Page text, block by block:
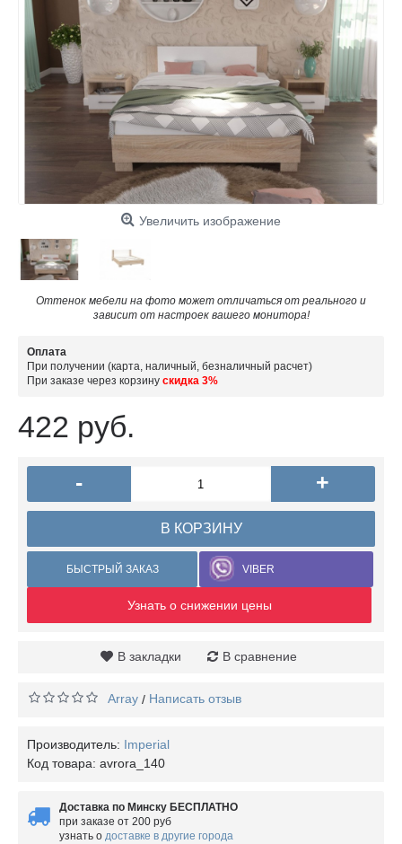
Увеличить изображение
Оттенок мебели на фото может отличаться от реального и
зависит от настроек вашего монитора!
Оплата
При получении (карта, наличный, безналичный расчет)
При заказе через корзину скидка 3%
422 руб.
- +
В КОРЗИНУ
БЫСТРЫЙ ЗАКАЗ VIBER
Узнать о снижении цены
В закладки В сравнение
Array / Написать отзыв
Производитель: Imperial
Код товара: avrora_140
Доставка по Минску БЕСПЛАТНО
при заказе от 200 руб
узнать о доставке в другие города